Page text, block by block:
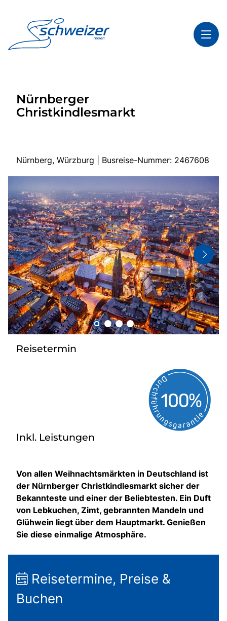
Highlights
Infos
Mehrtagesreisen
Tagesfahrten
Bus anmieten
Kataloge
Kontakt
Nürnberger
Christkindlesmarkt
Nürnberg, Würzburg | Busreise-Nummer: 2467608
Reisetermin
Inkl. Leistungen
Von allen Weihnachtsmärkten in Deutschland ist
der Nürnberger Christkindlesmarkt sicher der
Bekannteste und einer der Beliebtesten. Ein Duft
von Lebkuchen, Zimt, gebrannten Mandeln und
Glühwein liegt über dem Hauptmarkt. Genießen
Sie diese einmalige Atmosphäre.
Reisetermine, Preise &
Buchen